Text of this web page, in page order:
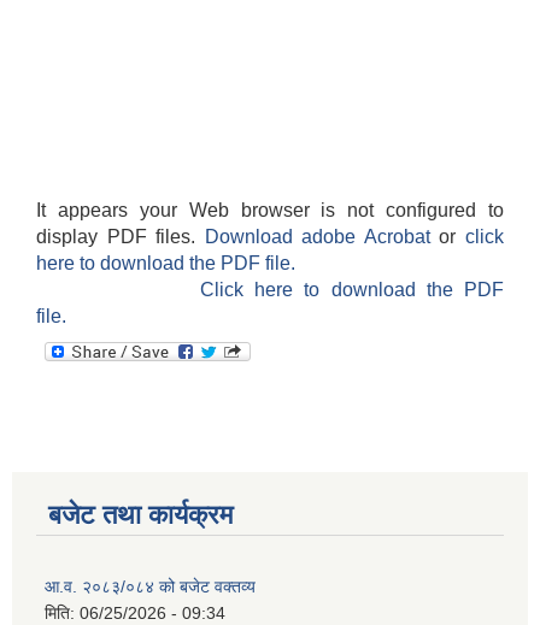
It appears your Web browser is not configured to
display PDF files.
Download adobe Acrobatorclick
here to download the PDF file.
Click here to download the PDF
file.
बजेट तथा कार्यक्रम
आ.व. २०८३/०८४ को बजेट वक्तव्य
मिति: 06/25/2026 - 09:34